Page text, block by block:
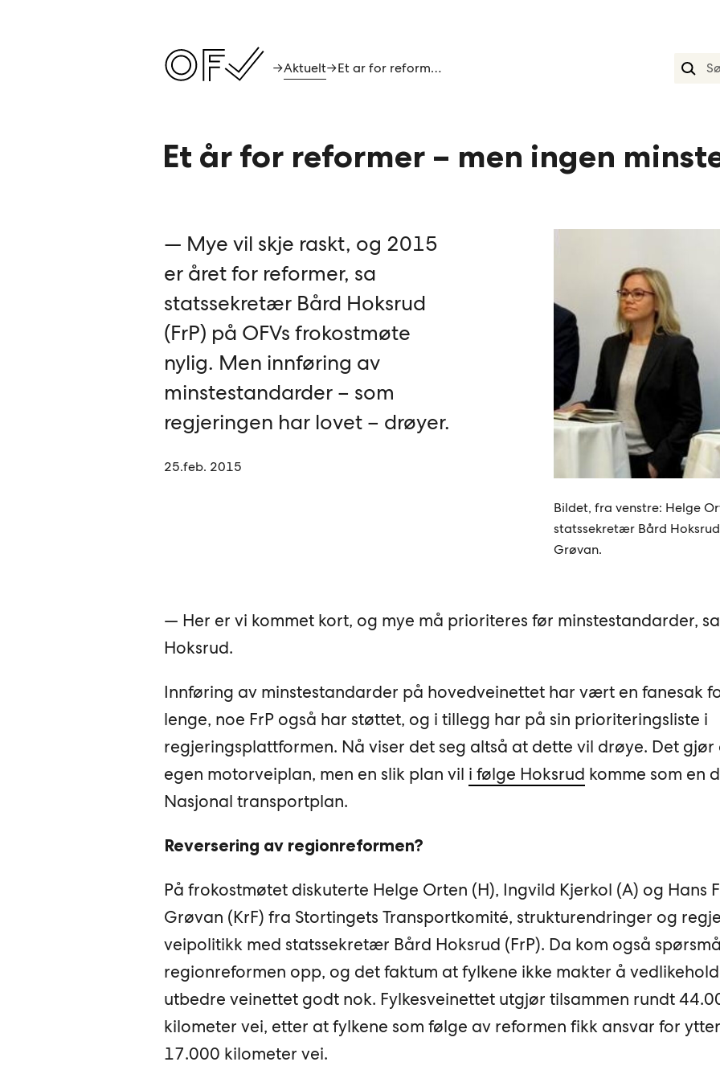
→Aktuelt→ Et ar for reformer men ingen minstestandarder
Et år for reformer – men ingen
— Mye vil skje raskt, og 2015
er året for reformer, sa
statssekretær Bård Hoksrud
(FrP) på OFVs frokostmøte
nylig. Men innføring av
minstestandarder – som
regjeringen har lovet – drøyer.
25.feb. 2015
Bildet, fra venstre: Helge
statssekretær Bård Hoksrud
Grøvan.
— Her er vi kommet kort, og mye må prioriteres før minstestandarder, sa
Hoksrud.
Innføring av minstestandarder på hovedveinettet har vært en fanesak
lenge, noe FrP også har støttet, og i tillegg har på sin prioriteringsliste i
regjeringsplattformen. Nå viser det seg altså at dette vil drøye. Det gjør
egen motorveiplan, men en slik plan vil i følge Hoksrud komme som en
Nasjonal transportplan.
Reversering av regionreformen?
På frokostmøtet diskuterte Helge Orten (H), Ingvild Kjerkol (A) og Hans
Grøvan (KrF) fra Stortingets Transportkomité, strukturendringer og
veipolitikk med statssekretær Bård Hoksrud (FrP). Da kom også
regionreformen opp, og det faktum at fylkene ikke makter å
utbedre veinettet godt nok. Fylkesveinettet utgjør tilsammen rundt
kilometer vei, etter at fylkene som følge av reformen fikk ansvar for
17.000 kilometer vei.